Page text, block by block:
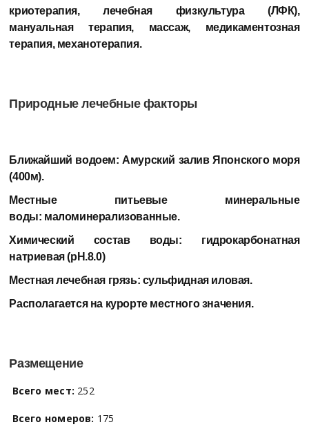
криотерапия, лечебная физкультура (ЛФК),
мануальная терапия, массаж, медикаментозная
терапия, механотерапия.
Природные лечебные факторы
Ближайший водоем: Амурский залив Японского моря
(400м).
Местные питьевые минеральные
воды: маломинерализованные.
Химический состав воды: гидрокарбонатная
натриевая (pH.8.0)
Местная лечебная грязь: сульфидная иловая.
Располагается на курорте местного значения.
Размещение
Всего мест: 252
Всего номеров: 175